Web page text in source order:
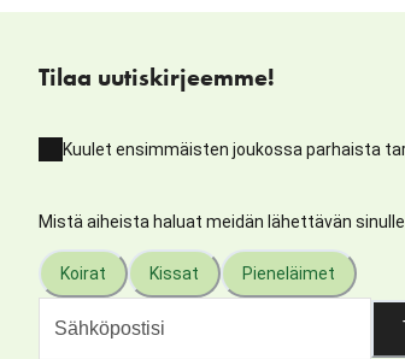
Tilaa uutiskirjeemme!
Kuulet ensimmäisten joukossa parhaista
Mistä aiheista haluat meidän lähettävän
Koirat Kissat Pieneläimet